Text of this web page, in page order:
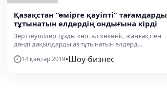
Қазақстан “өмірге қауіпті” тағамдарды
тұтынатын елдердің ондығына кірді
Зерттеушілер тұзды көп, ал көкөніс, жаңғақ пен
дәнді дақылдарды аз тұтынатын елдерд...
14 қаңтар 2019•Шоу-бизнес